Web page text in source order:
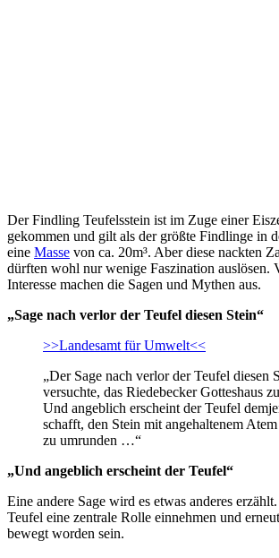
Der Findling Teufelsstein ist im Zuge einer
gekommen und gilt als der größte Findlinge in
eine Masse von ca. 20m³. Aber diese nackten
dürften wohl nur wenige Faszination auslösen.
Interesse machen die Sagen und Mythen aus.
„Sage nach verlor der Teufel diesen Stein“
>>Landesamt für Umwelt<<
„Der Sage nach verlor der Teufel diesen
versuchte, das Riedebecker Gotteshaus
Und angeblich erscheint der Teufel
schafft, den Stein mit angehaltenem
zu umrunden …“
„Und angeblich erscheint der Teufel“
Eine andere Sage wird es etwas anderes
Teufel eine zentrale Rolle einnehmen und
bewegt worden sein.